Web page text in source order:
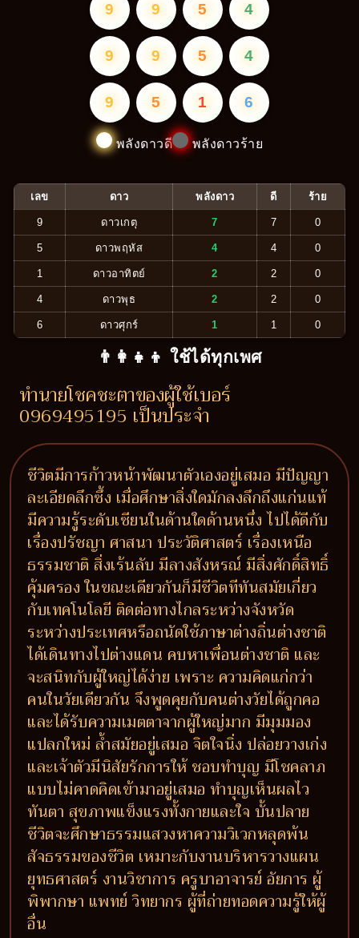
9 9 5 4
9 9 5 4
9 5 1 6
พลังดาวดี พลังดาวร้าย
เลข ดาว พลังดาว ดี ร้าย
9 ดาวเกตุ 7 7 0
5 ดาวพฤหัส 4 4 0
1 ดาวอาทิตย์ 2 2 0
4 ดาวพุธ 2 2 0
6 ดาวศุกร์ 1 1 0
👨‍👩‍👧‍👦 ใช้ได้ทุกเพศ
ทำนายโชคชะตาของผู้ใช้เบอร์
0969495195 เป็นประจำ
ชีวิตมีการก้าวหน้าพัฒนาตัวเองอยู่เสมอ มีปัญญา
ละเอียดลึกซึ้ง เมื่อศึกษาสิ่งใดมักลงลึกถึงแก่นแท้
มีความรู้ระดับเซียนในด้านใดด้านหนึ่ง ไปได้ดีกับ
เรื่องปรัชญา ศาสนา ประวัติศาสตร์ เรื่องเหนือ
ธรรมชาติ สิ่งเร้นลับ มีลางสังหรณ์ มีสิ่งศักดิ์สิทธิ์
คุ้มครอง ในขณะเดียวกันก็มีชีวิตทีทันสมัยเกี่ยว
กับเทคโนโลยี ติดต่อทางไกลระหว่างจังหวัด
ระหว่างประเทศหรือถนัดใช้ภาษาต่างถิ่นต่างชาติ
ได้เดินทางไปต่างแดน คบหาเพื่อนต่างชาติ และ
จะสนิทกับผู้ใหญ่ได้ง่าย เพราะ ความคิดแก่กว่า
คนในวัยเดียวกัน จึงพูดคุยกับคนต่างวัยได้ถูกคอ
และได้รับความเมตตาจากผู้ใหญ่มาก มีมุมมอง
แปลกใหม่ ล้ำสมัยอยู่เสมอ จิตใจนิ่ง ปล่อยวางเก่ง
และเจ้าตัวมีนิสัยรักการให้ ชอบทำบุญ มีโชคลาภ
แบบไม่คาดคิดเข้ามาอยู่เสมอ ทำบุญเห็นผลไว
ทันตา สุขภาพแข็งแรงทั้งกายและใจ บั้นปลาย
ชีวิตจะศึกษาธรรมแสวงหาความวิเวกหลุดพ้น
สัจธรรมของชีวิต เหมาะกับงานบริหารวางแผน
ยุทธศาสตร์ งานวิชาการ ครูบาอาจารย์ อัยการ ผู้
พิพากษา แพทย์ วิทยากร ผู้ที่ถ่ายทอดความรู้ให้ผู้
อื่น